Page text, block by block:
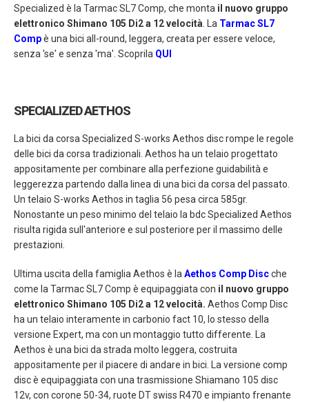
Specialized è la Tarmac SL7 Comp, che monta il nuovo gruppo
elettronico Shimano 105 Di2 a 12 velocità. La Tarmac SL7
Compè una bici all-round, leggera, creata per essere veloce,
senza 'se' e senza 'ma'. Scoprila QUI
SPECIALIZED AETHOS
La bici da corsa Specialized S-works Aethos disc rompe le regole
delle bici da corsa tradizionali. Aethos ha un telaio progettato
appositamente per combinare alla perfezione guidabilità e
leggerezza partendo dalla linea di una bici da corsa del passato.
Un telaio S-works Aethos in taglia 56 pesa circa 585gr.
Nonostante un peso minimo del telaio la bdc Specialized Aethos
risulta rigida sull'anteriore e sul posteriore per il massimo delle
prestazioni.
Ultima uscita della famiglia Aethos è laAethos Comp Discche
come la Tarmac SL7 Comp è equipaggiata con il nuovo gruppo
elettronico Shimano 105 Di2 a 12 velocità. Aethos Comp Disc
ha un telaio interamente in carbonio fact 10, lo stesso della
versione Expert, ma con un montaggio tutto differente. La
Aethos è una bici da strada molto leggera, costruita
appositamente per il piacere di andare in bici. La versione comp
disc è equipaggiata con una trasmissione Shiamano 105 disc
12v, con corone 50-34, ruote DT swiss R470 e impianto frenante